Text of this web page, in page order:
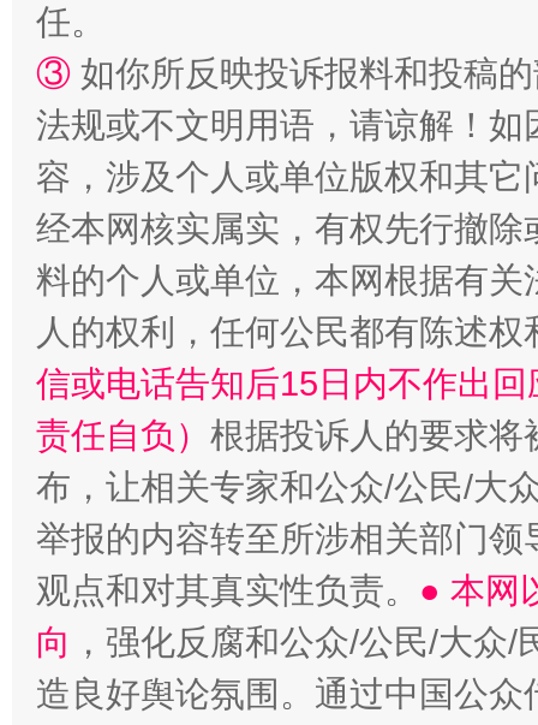
一颗心始终滚烫 还
任。
③ 如你所反映投诉报料和投稿
法规或不文明用语，请谅解！
容，涉及个人或单位版权和其它
经本网核实属实，有权先行撤
料的个人或单位，本网根据有
人的权利，任何公民都有陈述
信或电话告知后15日内不作出
责任自负） 根据投诉人的要求将
布，让相关专家和公众/公民/大
举报的内容转至所涉相关部门
观点和对其真实性负责。 ● 本网
向 ，强化反腐和公众/公民/大众
造良好舆论氛围。通过中国公